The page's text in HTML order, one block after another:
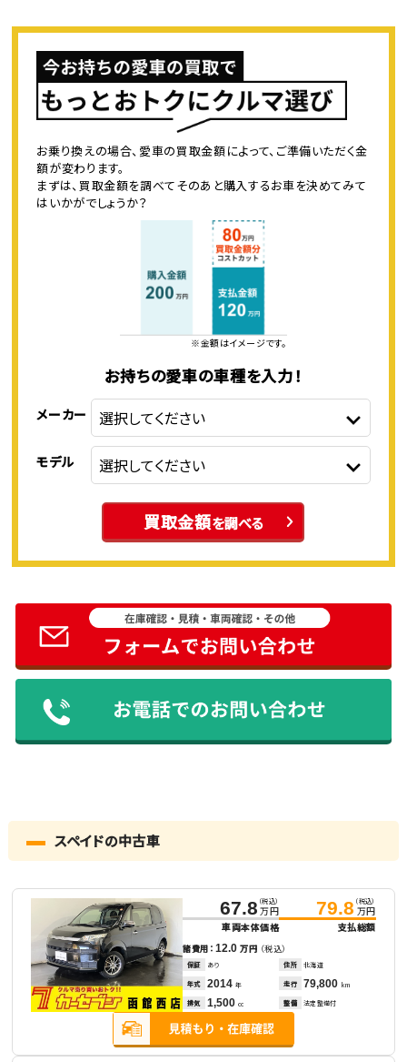
お乗り換えの場合、愛車の買取金額によって、ご準備いただく金
額が変わります。
まずは、買取金額を調べてそのあと購入するお車を決めてみて
はいかがでしょうか？
※金額はイメージです。
お持ちの愛車の車種を入力！
メーカー
モデル
買取金額を調べる
スペイドの中古車
67.8 （税込）
万円
車両本体価格
79.8 （税込）
万円
支払総額
諸費用：12.0万円 （税込）
保証 あり 住所 北海道
年式 2014 年 走行 79,800 km
排気 1,500 cc 整備 法定整備付